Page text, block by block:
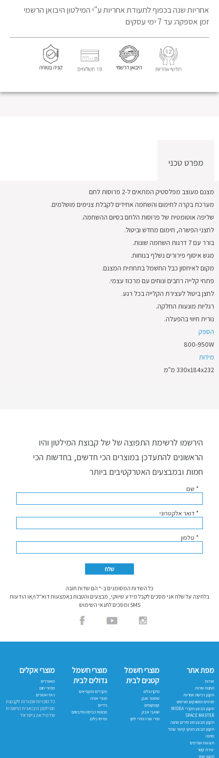
אחריות שנה בכפוף לתעודת אחריותע"י המילטון היבואן הרשמי
זמן אספקה: עד 7 ימי עסקים
מפרט טכני
מצנם מעוצב מפלסטיק המתאים ל-2 פרוסות לחם
מערכת בקרה לחימום והשחמה אחידים לקבלת צנימים מושלמים.
שליפה אוטומטית של פרוסות הלחם בסיום ההשחמה.
לחצני הפשרה, חימום מחדש וביטול.
בורר עם 7 דרגות השחמה שונות.
מגש איסוף פירורים נשלף בנוחות.
מקום לאיחסון כבל החשמל בתחתית המצנם.
פתחי קלייה רחבים ונוחים עם מרכוז עצמי.
לחצן ביטול לעצירת הקלייה בכל רגע.
רגליות מונעות החלקה.
נורית חיווי בהפעלה.
הספק
800-950W
מידות
330x184x232 מ"מ
הירשמו לרשימת התפוצה של של קבוצת המילטון והיו
הראשונים להתעדכן במוצרים הכי חדשים, בחדשות הכי
חמות ובמבצעים האטרקטיבים ביותר
* שם
* דואר אלקטרוני
* טלפון
כל השדות המסומנים ב-* הם שדות חובה
בלחיצה על שלח אני מסכים לקבל מידע שיווקי, מבצעים והטבות באמצעות דוא"ל ו/או הודעות
SMS ומסכים לתנאי השימוש
מפת אתר
אודות
תחנות שירות
תקנון רכישת אחריות
סניפים ומשווקים מורשים
תקנון מבצע מקררי MIDEA
SPACE MASTER
תקנון מבצע סט סירים מתנה
תקנון מבצע מגהץ קיטור עומד
מתנה
תצוגות ועודפים
יצירת קשר
תקנון אתר
מוצרי חשמל
קטנים לבית
מיקרוגלים
טוסטר אובן
קומקומים
שואבי אבק
סירי אורז וסירי לחץ
מוצרי חשמל
גדולים לבית
מקררים ומקפיאים
תנורי אפיה
כיריים
מכונות כביסה ומייבשים
מדיחי כלים
מוצרי אקלים
מאווררים
מפזרי חום
ראדיאטורים
כל הזכויות שמורות לקבוצת
המילטון היבואנית הרשמית
של מידאה בישראל